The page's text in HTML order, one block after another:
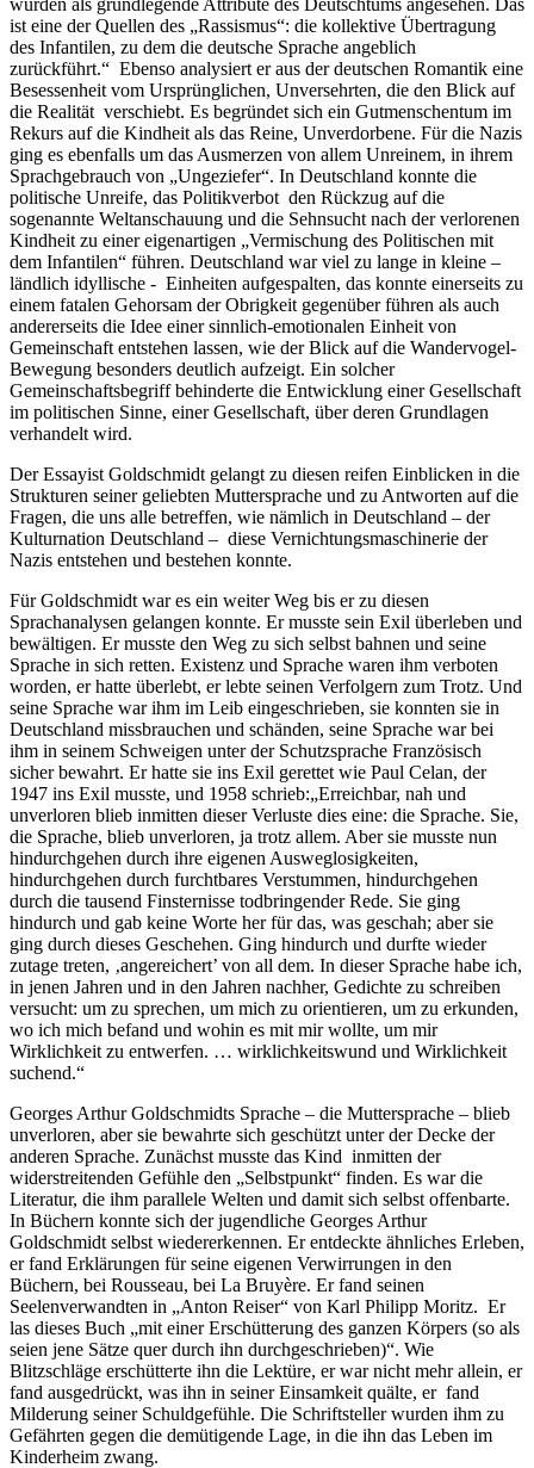
ist eine der Quellen des „Rassismus“: die kollektive Übertragung
des Infantilen, zu dem die deutsche Sprache angeblich
zurückführt.“ Ebenso analysiert er aus der deutschen Romantik eine
Besessenheit vom Ursprünglichen, Unversehrten, die den Blick auf
die Realität verschiebt. Es begründet sich ein Gutmenschentum im
Rekurs auf die Kindheit als das Reine, Unverdorbene. Für die Nazis
ging es ebenfalls um das Ausmerzen von allem Unreinem, in ihrem
Sprachgebrauch von „Ungeziefer“. In Deutschland konnte die
politische Unreife, das Politikverbot den Rückzug auf die
sogenannte Weltanschauung und die Sehnsucht nach der verlorenen
Kindheit zu einer eigenartigen „Vermischung des Politischen mit
dem Infantilen“ führen. Deutschland war viel zu lange in kleine –
ländlich idyllische - Einheiten aufgespalten, das konnte einerseits zu
einem fatalen Gehorsam der Obrigkeit gegenüber führen als auch
andererseits die Idee einer sinnlich-emotionalen Einheit von
Gemeinschaft entstehen lassen, wie der Blick auf die Wandervogel-
Bewegung besonders deutlich aufzeigt. Ein solcher
Gemeinschaftsbegriff behinderte die Entwicklung einer Gesellschaft
im politischen Sinne, einer Gesellschaft, über deren Grundlagen
verhandelt wird.
Der Essayist Goldschmidt gelangt zu diesen reifen Einblicken in die
Strukturen seiner geliebten Muttersprache und zu Antworten auf die
Fragen, die uns alle betreffen, wie nämlich in Deutschland – der
Kulturnation Deutschland – diese Vernichtungsmaschinerie der
Nazis entstehen und bestehen konnte.
Für Goldschmidt war es ein weiter Weg bis er zu diesen
Sprachanalysen gelangen konnte. Er musste sein Exil überleben und
bewältigen. Er musste den Weg zu sich selbst bahnen und seine
Sprache in sich retten. Existenz und Sprache waren ihm verboten
worden, er hatte überlebt, er lebte seinen Verfolgern zum Trotz. Und
seine Sprache war ihm im Leib eingeschrieben, sie konnten sie in
Deutschland missbrauchen und schänden, seine Sprache war bei
ihm in seinem Schweigen unter der Schutzsprache Französisch
sicher bewahrt. Er hatte sie ins Exil gerettet wie Paul Celan, der
1947 ins Exil musste, und 1958 schrieb:„Erreichbar, nah und
unverloren blieb inmitten dieser Verluste dies eine: die Sprache. Sie,
die Sprache, blieb unverloren, ja trotz allem. Aber sie musste nun
hindurchgehen durch ihre eigenen Ausweglosigkeiten,
hindurchgehen durch furchtbares Verstummen, hindurchgehen
durch die tausend Finsternisse todbringender Rede. Sie ging
hindurch und gab keine Worte her für das, was geschah; aber sie
ging durch dieses Geschehen. Ging hindurch und durfte wieder
zutage treten, ‚angereichert’ von all dem. In dieser Sprache habe ich,
in jenen Jahren und in den Jahren nachher, Gedichte zu schreiben
versucht: um zu sprechen, um mich zu orientieren, um zu erkunden,
wo ich mich befand und wohin es mit mir wollte, um mir
Wirklichkeit zu entwerfen. … wirklichkeitswund und Wirklichkeit
suchend.“
Georges Arthur Goldschmidts Sprache – die Muttersprache – blieb
unverloren, aber sie bewahrte sich geschützt unter der Decke der
anderen Sprache. Zunächst musste das Kind inmitten der
widerstreitenden Gefühle den „Selbstpunkt“ finden. Es war die
Literatur, die ihm parallele Welten und damit sich selbst offenbarte.
In Büchern konnte sich der jugendliche Georges Arthur
Goldschmidt selbst wiedererkennen. Er entdeckte ähnliches Erleben,
er fand Erklärungen für seine eigenen Verwirrungen in den
Büchern, bei Rousseau, bei La Bruyère. Er fand seinen
Seelenverwandten in „Anton Reiser“ von Karl Philipp Moritz. Er
las dieses Buch „mit einer Erschütterung des ganzen Körpers (so als
seien jene Sätze quer durch ihn durchgeschrieben)“. Wie
Blitzschläge erschütterte ihn die Lektüre, er war nicht mehr allein, er
fand ausgedrückt, was ihn in seiner Einsamkeit quälte, er fand
Milderung seiner Schuldgefühle. Die Schriftsteller wurden ihm zu
Gefährten gegen die demütigende Lage, in die ihn das Leben im
Kinderheim zwang.